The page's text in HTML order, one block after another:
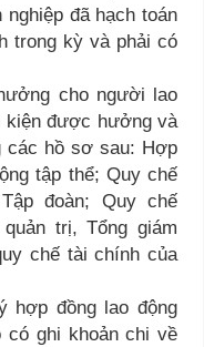
đã hạch toán
trong kỳ và phải có
cho người lao
kiện được hưởng và
hồ sơ sau: Hợp
tập thể; Quy chế
đoàn; Quy chế
trị, Tổng giám
chế tài chính của
hợp đồng lao động
ghi khoản chi về